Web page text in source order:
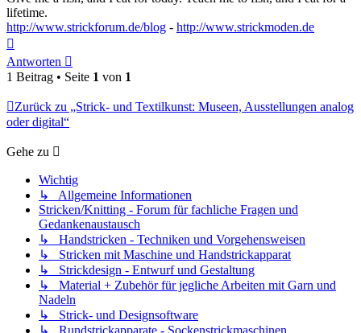
lifetime.
http://www.strickforum.de/blog - http://www.strickmoden.de
oben
Antworten
1 Beitrag • Seite 1 von 1
Zurück zu „Strick- und Textilkunst: Museen, Ausstellungen analog
oder digital“
Gehe zu
Wichtig
↳ Allgemeine Informationen
Stricken/Knitting - Forum für fachliche Fragen und
Gedankenaustausch
↳ Handstricken - Techniken und Vorgehensweisen
↳ Stricken mit Maschine und Handstrickapparat
↳ Strickdesign - Entwurf und Gestaltung
↳ Material + Zubehör für jegliche Arbeiten mit Garn und
Nadeln
↳ Strick- und Designsoftware